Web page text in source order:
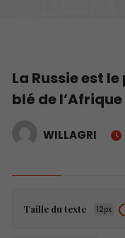
La Russie est
blé de l’Afrique
WILLAGRI
Taille du texte 12px